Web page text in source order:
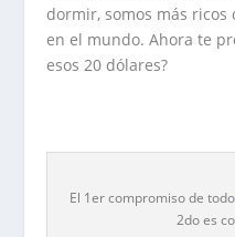
dormir, somos más ricos
en el mundo. Ahora te
esos 20 dólares?
El 1er compromiso de
2do es